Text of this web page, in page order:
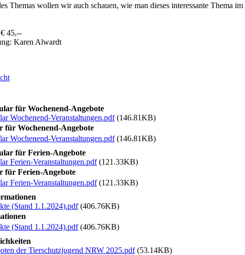
Themas wollen wir auch schauen, wie man dieses interessante Thema
45,--
Karen Alwardt
für Wochenend-Angebote
Wochenend-Veranstaltungen.pdf(146.81KB)
für Wochenend-Angebote
Wochenend-Veranstaltungen.pdf(146.81KB)
für Ferien-Angebote
Ferien-Veranstaltungen.pdf(121.33KB)
für Ferien-Angebote
Ferien-Veranstaltungen.pdf(121.33KB)
(Stand 1.1.2024).pdf(406.76KB)
(Stand 1.1.2024).pdf(406.76KB)
der Tierschutzjugend NRW 2025.pdf(53.14KB)